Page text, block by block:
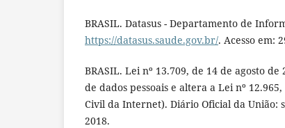
BRASIL. Datasus - Departamento de
https://datasus.saude.gov.br/. Acesso em:
BRASIL. Lei nº 13.709, de 14 de agosto
de dados pessoais e altera a Lei nº
Civil da Internet). Diário Oficial da União:
2018.